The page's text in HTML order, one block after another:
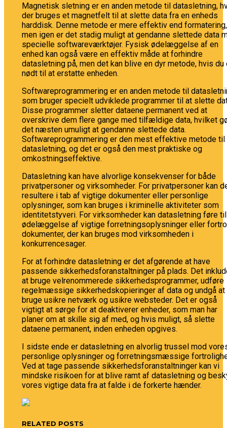
Magnetisk sletning er en anden metode til datasletning,
der bruges et magnetfelt til at slette data fra en enheds
harddisk. Denne metode er mere effektiv end formatering,
men igen er det stadig muligt at gendanne slettede data
specielle softwareværktøjer. Fysisk ødelæggelse af en
enhed kan også være en effektiv måde at forhindre
datasletning på, men det kan blive en dyr metode, hvis du
nødt til at erstatte enheden.
Softwareprogrammering er en anden metode til
som bruger specielt udviklede programmer til at slette
Disse programmer sletter dataene permanent ved at
overskrive dem flere gange med tilfældige data, hvilket
det næsten umuligt at gendanne slettede data.
Softwareprogrammering er den mest effektive metode til
datasletning, og det er også den mest praktiske og
omkostningseffektive.
Datasletning kan have alvorlige konsekvenser for både
privatpersoner og virksomheder. For privatpersoner kan
resultere i tab af vigtige dokumenter eller personlige
oplysninger, som kan bruges i kriminelle aktiviteter som
identitetstyveri. For virksomheder kan datasletning føre til
ødelæggelse af vigtige forretningsoplysninger eller
dokumenter, der kan bruges mod virksomheden i
konkurrencesager.
For at forhindre datasletning er det afgørende at have
passende sikkerhedsforanstaltninger på plads. Det
at bruge velrenommerede sikkerhedsprogrammer, udføre
regelmæssige sikkerhedskopieringer af data og undgå at
bruge usikre netværk og usikre websteder. Det er også
vigtigt at sørge for at deaktiverer enheder, som man har
planer om at skille sig af med, og hvis muligt, så slette
dataene permanent, inden enheden opgives.
I sidste ende er datasletning en alvorlig trussel mod
personlige oplysninger og forretningsmæssige
Ved at tage passende sikkerhedsforanstaltninger kan vi
mindske risikoen for at blive ramt af datasletning og
vores vigtige data fra at falde i de forkerte hænder.
RELATED POSTS